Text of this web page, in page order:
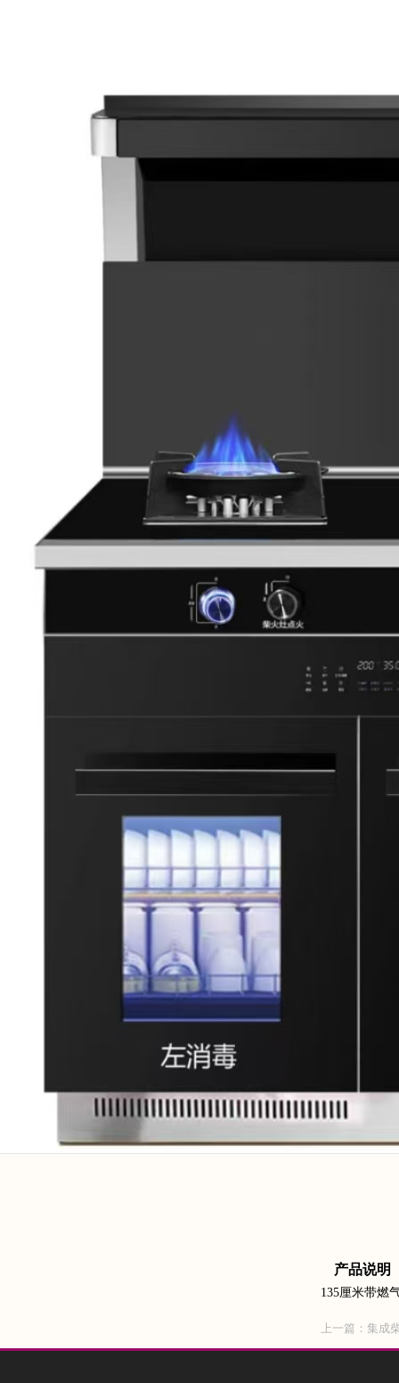
产品说明
135厘米带燃
上一篇： 集成